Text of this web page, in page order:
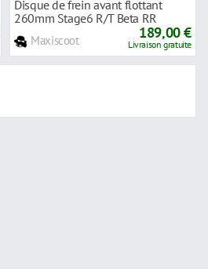
Disque de frein avant flottant
260mm Stage6 R/T Beta RR
Maxiscoot 189,00 €
Livraison gratuite